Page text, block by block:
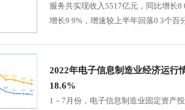
服务共实现收入5517亿元，同比增长
增长9 9%，增速较上半年回落0 3个百
2022年电子信息制造业经济运行
18.6%
1－7月份，电子信息制造业固定资产